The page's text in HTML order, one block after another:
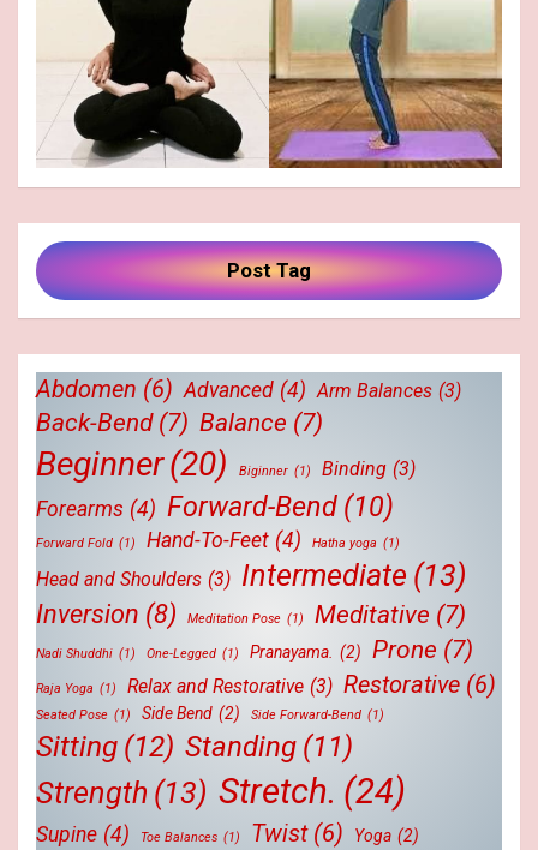
Post Tag
Abdomen (6) Advanced (4) Arm Balances (3)
Back-Bend (7) Balance (7)
Beginner(20) Biginner (1) Binding (3)
Forearms (4) Forward-Bend (10)
Forward Fold (1) Hand-To-Feet (4) Hatha yoga (1)
Head and Shoulders (3) Intermediate (13)
Inversion (8) Meditation Pose (1) Meditative (7)
Nadi Shuddhi (1) One-Legged (1) Pranayama. (2) Prone (7)
Raja Yoga (1) Relax and Restorative (3) Restorative (6)
Seated Pose (1) Side Bend (2) Side Forward-Bend (1)
Sitting (12) Standing (11)
Strength (13) Stretch. (24)
Supine (4) Toe Balances (1) Twist (6) Yoga (2)